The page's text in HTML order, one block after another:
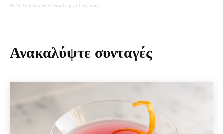
Φωτο: kinfolk.com/essentials-of-fall-camping/
Ανακαλύψτε συνταγές